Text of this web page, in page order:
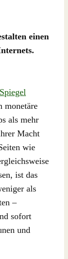
einen
monetäre
als mehr
Macht
wie
ist das
als
–
sofort
und